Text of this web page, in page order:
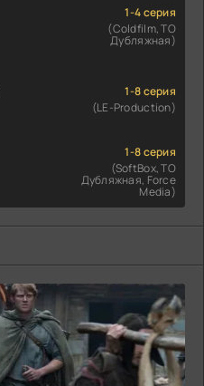
1-4 серия
(Coldfilm, ТО
Дубляжная)
1-8 серия
(LE-Production)
1-8 серия
(SoftBox, ТО
Дубляжная, Force
Media)